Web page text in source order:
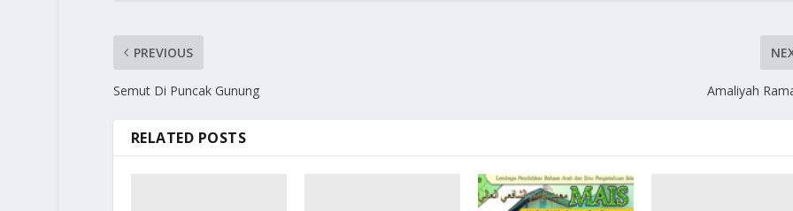
PREVIOUS
Semut Di Puncak Gunung Amaliyah
RELATED POSTS